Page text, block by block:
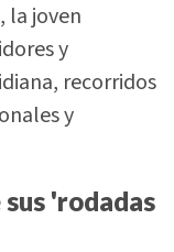
la joven
y
recorridos
y
'rodadas